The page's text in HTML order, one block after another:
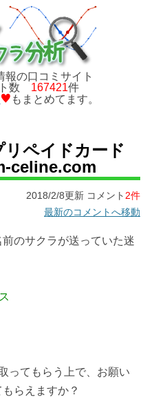
報の口コミサイト
数 167421件
もまとめてます。
リペイドカード
celine.com
2018/2/8更新 コメント 2件
最新のコメントへ移動
のサクラが送っていた迷
ってもらう上で、お願い
らえますか？